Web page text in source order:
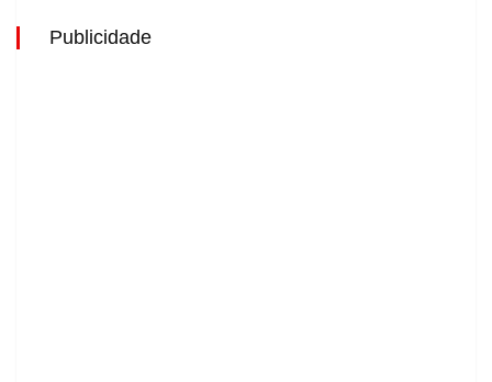
Publicidade